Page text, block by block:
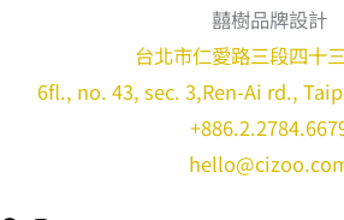
囍樹品牌設計
台北市仁愛路三段四十
6fl., no. 43, sec. 3,Ren-Ai rd.,